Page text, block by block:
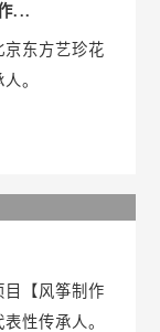
...
京东方艺珍花
。
目【风筝制作
性传承人。